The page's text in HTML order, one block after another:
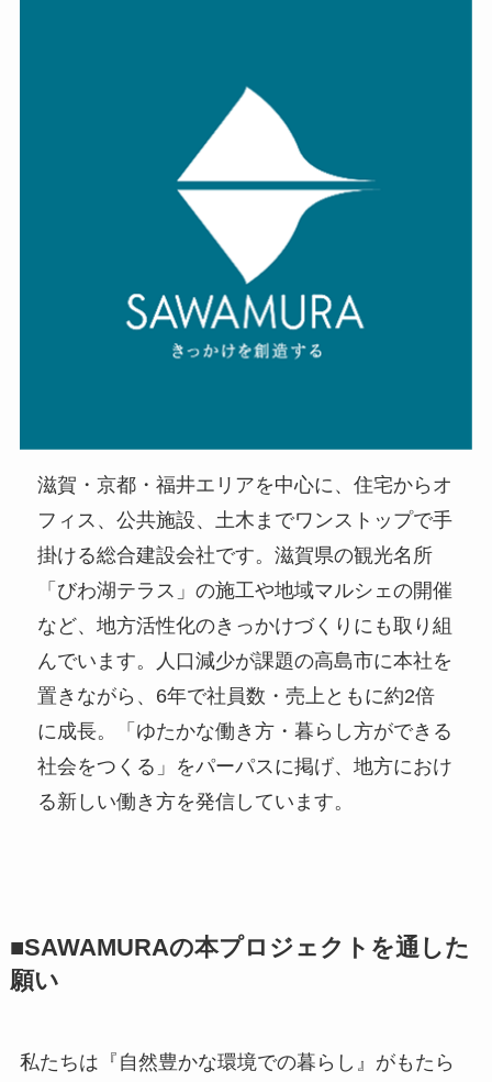
滋賀・京都・福井エリアを中心に、住宅からオ
フィス、公共施設、土木までワンストップで手
掛ける総合建設会社です。滋賀県の観光名所
「びわ湖テラス」の施工や地域マルシェの開催
など、地方活性化のきっかけづくりにも取り組
んでいます。人口減少が課題の高島市に本社を
置きながら、6年で社員数・売上ともに約2倍
に成長。「ゆたかな働き方・暮らし方ができる
社会をつくる」をパーパスに掲げ、地方におけ
る新しい働き方を発信しています。
■SAWAMURAの本プロジェクトを通した
願い
私たちは『自然豊かな環境での暮らし』がもたら